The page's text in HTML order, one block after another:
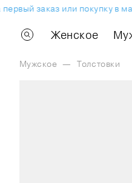
заказ или покупку в
Женское
Мужское — Толстовки